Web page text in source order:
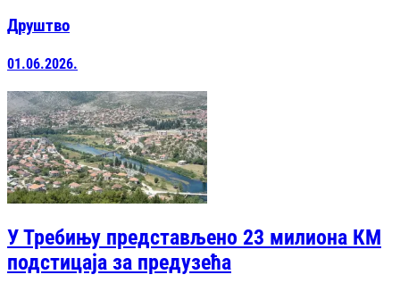
Друштво
01.06.2026.
У Требињу представљено 23 милиона КМ
подстицаја за предузећа